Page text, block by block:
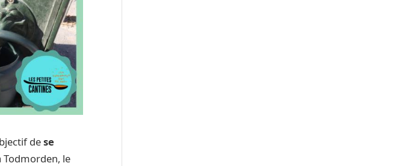
dese
Todmorden, le